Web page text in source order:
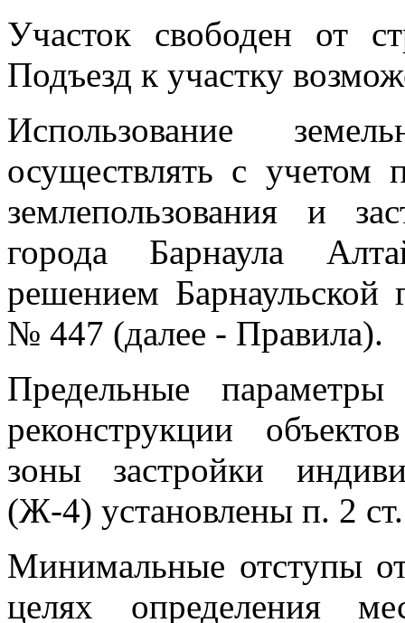
Участок свободен от
Подъезд к участку
Использование
осуществлять с
землепользования и
города Барнаула
решением
№ 447 (далее - Правила).
Предельные параметры
реконструкции
зоны застройки
(Ж-4) установлены п. 2
Минимальные отступы
целях определения